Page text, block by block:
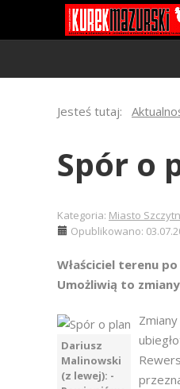
Jesteś tutaj:
Spór o
Kategoria: Miasto
Opublikowano:
Właściciel terenu
Umożliwią to
Dariusz
Malinowski
(z lewej): -